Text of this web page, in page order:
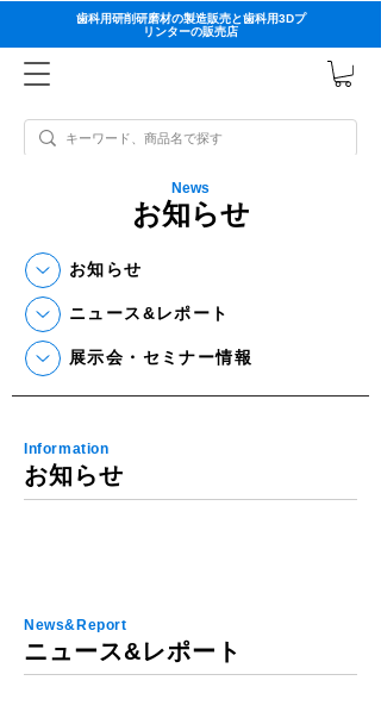
歯科用研削研磨材の製造販売と歯科用3Dプ
リンターの販売店
News
お知らせ
お知らせ
ニュース&レポート
展示会・セミナー情報
Information
お知らせ
News&Report
ニュース&レポート